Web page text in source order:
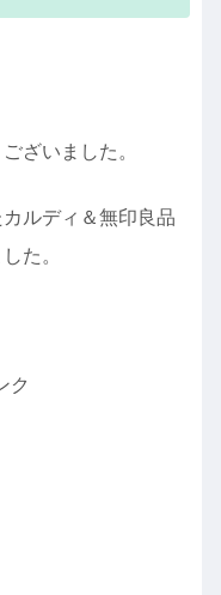
ざいました。
ルディ＆無印良品
た。
ク